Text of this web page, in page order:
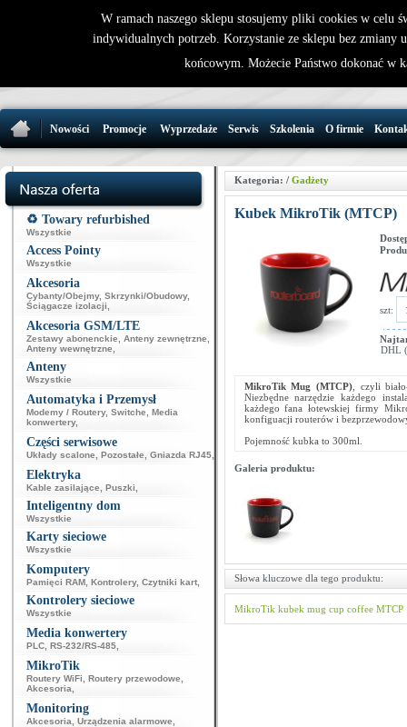
32 721 86
Nowości Promocje Wyprzedaże Serwis Szkolenia O firmie
♻️ Towary refurbished
Wszystkie
Access Pointy
Wszystkie
Akcesoria
Cybanty/Obejmy, Skrzynki/Obudowy,
Ściągacze izolacji
Akcesoria GSM/LTE
Zestawy abonenckie Anteny zewnętrzne
Anteny wewnętrzne
Anteny
Wszystkie
Automatyka i Przemysł
Modemy / Routery, Switche
Media
konwertery,
Części serwisowe
Układy scalone Pozostałe Gniazda RJ45
Elektryka
Kable zasilające Puszki
Inteligentny dom
Wszystkie
Karty sieciowe
Wszystkie
Komputery
Pamięci RAM Kontrolery, Czytniki kart
Kontrolery sieciowe
Wszystkie
Media konwertery
PLC RS-232/RS-485
MikroTik
Routery WiFi Routery przewodowe
Akcesoria
Monitoring
Akcesoria Urządzenia alarmowe
Kategoria: / Gadżety
Kubek MikroTik (MTCP)
szt:
DHL
MikroTik Mug (MTCP), czyli
Niezbędne narzędzie każdego
każdego fana łotewskiej firmy
konfiguacji routerów i
Pojemność kubka to 300ml.
Galeria produktu:
Słowa kluczowe dla tego produktu:
MikroTik kubek mug cup coffee MTCP
W ramach naszego sklepu stosujemy pliki cookies w celu
indywidualnych potrzeb. Korzystanie ze sklepu bez zmiany
końcowym. Możecie Państwo dokonać w